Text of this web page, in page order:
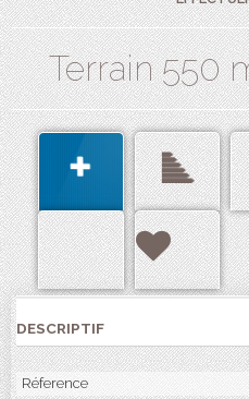
Terrain 550
DESCRIPTIF
Réference